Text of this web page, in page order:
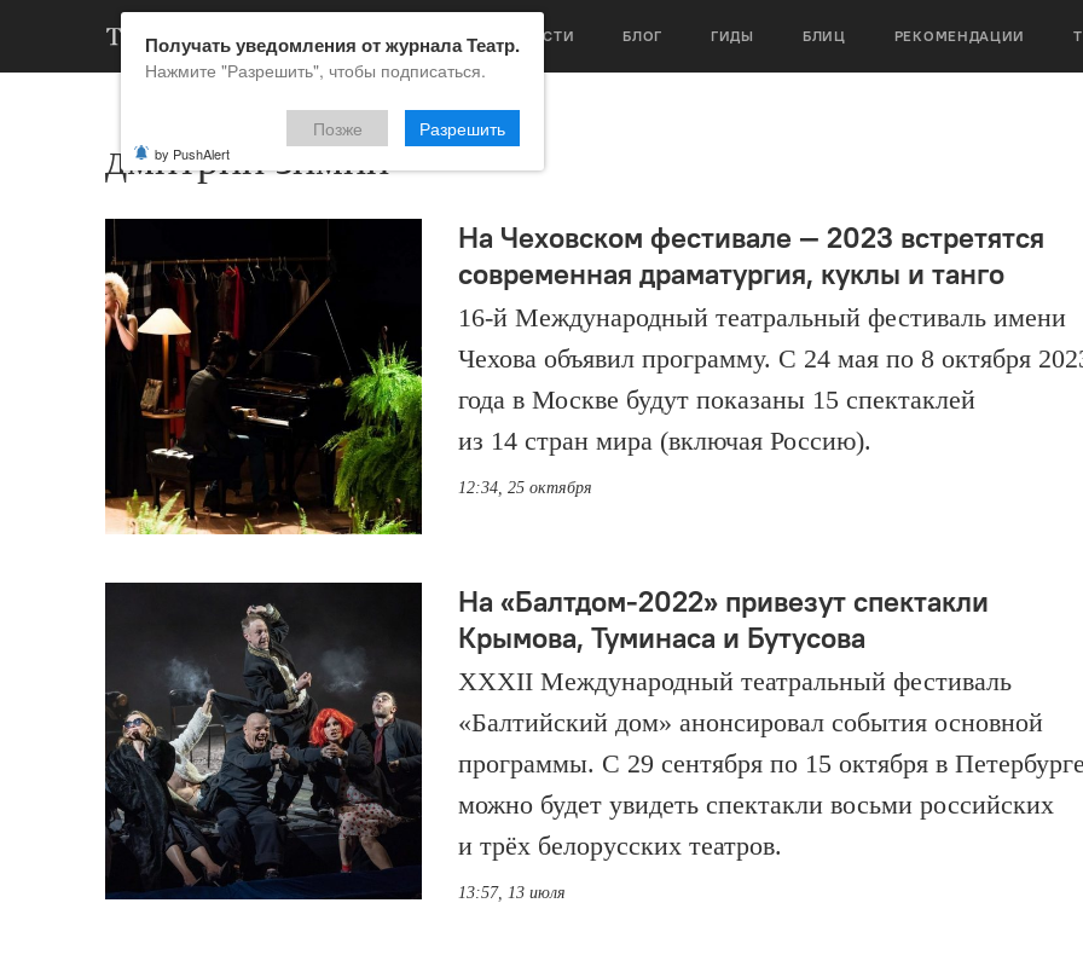
НОВОСТИ БЛОГ ГИДЫ БЛИЦ РЕКОМЕНДАЦИИ
дмитрий зимин
На Чеховском фестивале — 2023 встретятся
современная драматургия, куклы и танго
16-й Международный театральный фестиваль имени
Чехова объявил программу. С 24 мая по 8 октября
года в Москве будут показаны 15 спектаклей
из 14 стран мира (включая Россию).
12:34, 25 октября
На «Балтдом-2022» привезут спектакли
Крымова, Туминаса и Бутусова
ХХХII Международный театральный фестиваль
«Балтийский дом» анонсировал события основной
программы. С 29 сентября по 15 октября в
можно будет увидеть спектакли восьми российских
и трёх белорусских театров.
13:57, 13 июля
Получать уведомления от журнала Театр.
Нажмите "Разрешить", чтобы подписаться.
Позже Разрешить
by PushAlert